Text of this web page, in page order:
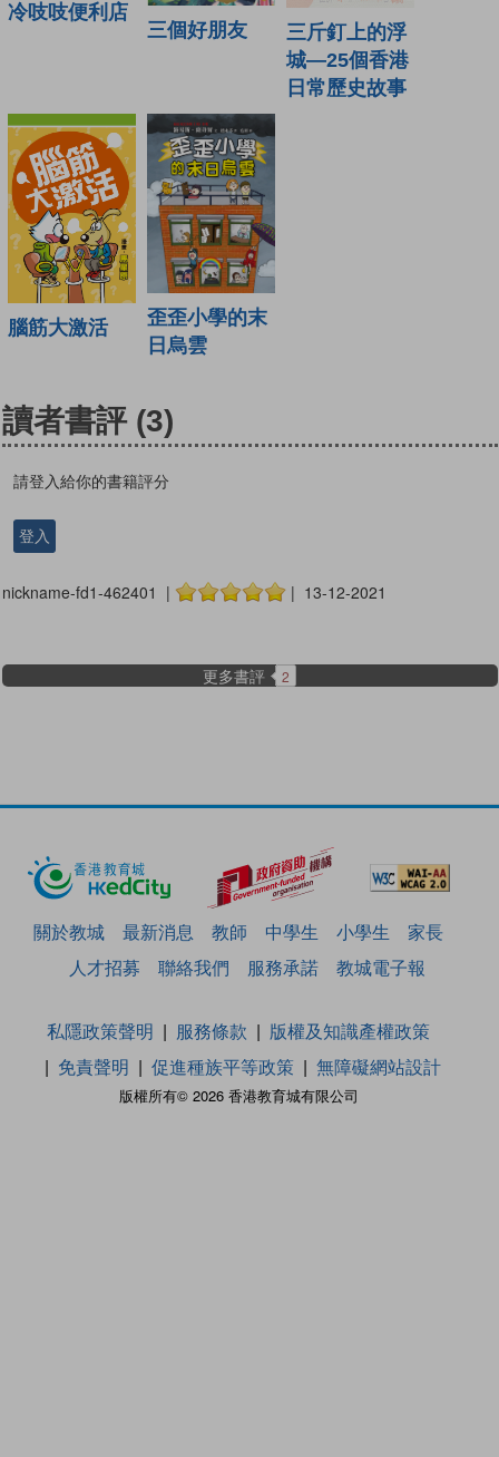
冷吱吱便利店
三個好朋友
三斤釘上的浮
城—25個香港
日常歷史故事
腦筋大激活
歪歪小學的末
日烏雲
讀者書評 (3)
請登入給你的書籍評分
登入
nickname-fd1-462401 | | 13-12-2021
更多書評 2
關於教城 最新消息 教師 中學生 小學生
家長
人才招募
聯絡我們 服務承諾 教城電子報
版權所有© 2026 香港教育城有限公司
私隱政策聲明 服務條款
版權及知識產權政策
免責聲明
促進種族平等政策 無障礙網站設計